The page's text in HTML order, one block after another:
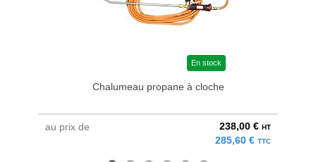
En stock
Chalumeau propane à cloche
au prix de 238,00 € HT
285,60 € TTC